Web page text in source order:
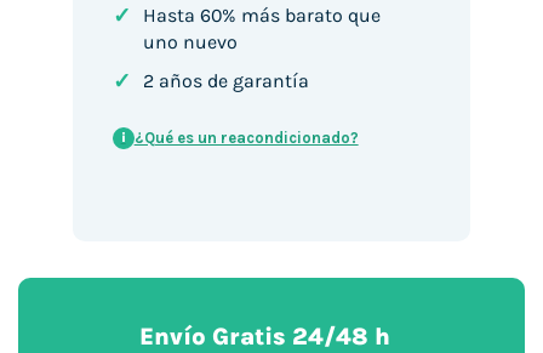
✓
Hasta 60% más barato que
uno nuevo
✓ 2 años de garantía
i ¿Qué es un reacondicionado?
Envío Gratis 24/48 h